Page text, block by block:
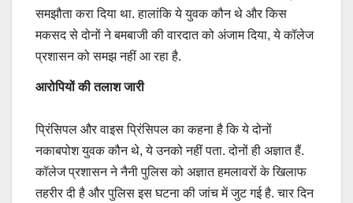
समझौता करा दिया था. हालांकि ये युवक कौन थे और किस
मकसद से दोनों ने बमबाजी की वारदात को अंजाम दिया, ये कॉलेज
प्रशासन को समझ नहीं आ रहा है.
आरोपियों की तलाश जारी
प्रिंसिपल और वाइस प्रिंसिपल का कहना है कि ये दोनों
नकाबपोश युवक कौन थे, ये उनको नहीं पता. दोनों ही अज्ञात हैं.
कॉलेज प्रशासन ने नैनी पुलिस को अज्ञात हमलावरों के खिलाफ
तहरीर दी है और पुलिस इस घटना की जांच में जुट गई है. चार दिन